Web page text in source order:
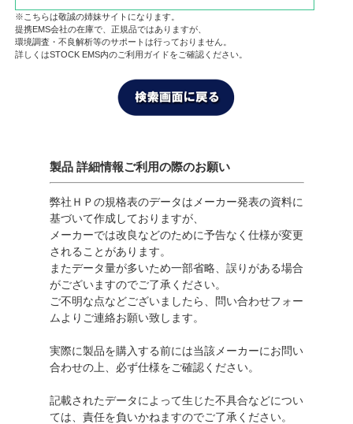
※こちらは敬誠の姉妹サイトになります。
提携EMS会社の在庫で、正規品ではありますが、
環境調査・不良解析等のサポートは行っておりません。
詳しくはSTOCK EMS内のご利用ガイドをご確認ください。
製品 詳細情報ご利用の際のお願い
弊社ＨＰの規格表のデータはメーカー発表の資料に
基づいて作成しておりますが、
メーカーでは改良などのために予告なく仕様が変更
されることがあります。
またデータ量が多いため一部省略、誤りがある場合
がございますのでご了承ください。
ご不明な点などございましたら、問い合わせフォー
ムよりご連絡お願い致します。
実際に製品を購入する前には当該メーカーにお問い
合わせの上、必ず仕様をご確認ください。
記載されたデータによって生じた不具合などについ
ては、責任を負いかねますのでご了承ください。